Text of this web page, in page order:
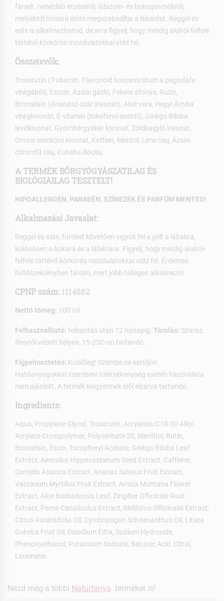
fáradt, nehézláb érzéséről, lábizom- és bokagörcsökről,
melyektől hosszú időre megszabadítja a lábaidat. Reggel és
este is alkalmazhatod, de arra figyelj, hogy mindig alulról-felfelé
történő körkörös mozdulatokkal vidd fel.
Összetevők:
Troxerutin (T-vitamin. Flavonoid koncentrátum a pagodafa
virágából), Eszcin, Ázsiai gázló, Fekete áfonya, Rutin,
Bromelain (Ananász-szár kivonat), Aloé vera, Hegyi Árnika
virágkivonat, E-vitamin (tokoferol-acetát), Ginkgo Biloba
levélkivonat, Gyömbérgyökér kivonat, Zöldkagyló kivonat,
Orvosi somkóró kivonat, Koffein, Mentol, Lime olaj, Ázsiai
citromfű olaj, Kubeba illóolaj.
A TERMÉK BŐRGYÓGYÁSZATILAG ÉS
BIOLÓGIAILAG TESZTELT!
HIPOALLERGÉN, PARABÉN, SZÍNEZÉK ÉS PARFÜM MENTES!
Alkalmazási Javaslat:
Reggel és este, fürdést követően vigyük fel a gélt a lábakra,
különösen a bokára és a lábikrára. Figyelj, hogy mindig alulról-
felfelé történő körkörös mozdulatokkal vidd fel. Érdemes
hűtőszekrényben tárolni, mert jobb hidegen alkalmazni.
CPNP szám: 1114882
Nettó tömeg: 100 ml
Felhasználható: felbontás után 12 hónapig. Tárolás: Száraz,
fénytől védett helyen, 15-25C-on tartandó.
Figyelmeztetés: Külsőleg! Szembe ne kerüljön.
Hatóanyagokkal szembeni túlérzékenység esetén használata
nem ajánlott. A termék kisgyermek elől elzárva tartandó.
Ingredients:
Aqua, Propylene Glycol, Troxerutin, Acrylates/C10-30 Alkyl
Acrylate Crosspolymer, Polysorbate 20, Menthol, Rutin,
Bromelain, Escin, Tocopheryl Acetate, Ginkgo Biloba Leaf
Extract, Aesculus Hippocastanum Seed Extract, Caffeine,
Centella Asiatica Extract, Ananas Sativus Fruit Extract,
Vaccinium Myrtillus Fruit Extract, Arnica Montana Flower
Extract, Aloe Barbadensis Leaf, Zingiber Officinale Root
Extract, Perna Canaliculus Extract, Melilotus Officinalis Extract,
Citrus Aurantifolia Oil, Cymbopogon Schoenanthus Oil, Litsea
Cubeba Fruit Oil, Disodium Edta, Sodium Hydroxide,
Phenoxyethanol, Potassium Sorbate, Benzoic Acid, Citral,
Limonene.
Nézd meg a többi Naturtanya terméket is!